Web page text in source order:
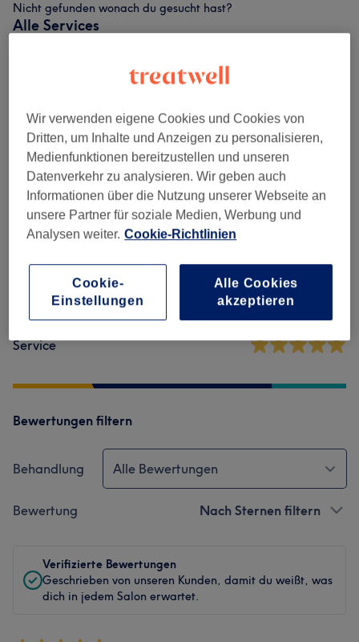
Nicht gefunden wonach du gesucht hast?
Alle Services
Salonbewertungen
4,9
Ambiente
Sauberkeit
Service
Bewertungen filtern
Behandlung Alle Bewertungen
Bewertung Nach Sternen filtern
Verifizierte Bewertungen
Geschrieben von unseren Kunden, damit du weißt, was
dich in jedem Salon erwartet.
Wir verwenden eigene Cookies und Cookies von
Dritten, um Inhalte und Anzeigen zu personalisieren,
Medienfunktionen bereitzustellen und unseren
Datenverkehr zu analysieren. Wir geben auch
Informationen über die Nutzung unserer Webseite an
unsere Partner für soziale Medien, Werbung und
Analysen weiter. Cookie-Richtlinien
Alle Cookies
akzeptieren
Cookie-
Einstellungen